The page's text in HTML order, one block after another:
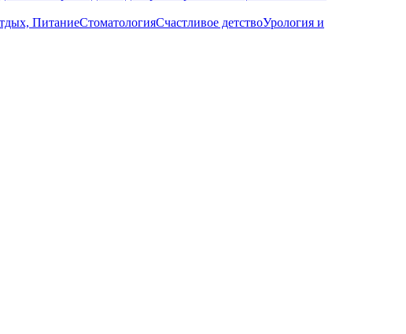
ПитаниеСтоматологияСчастливое детствоУрология и